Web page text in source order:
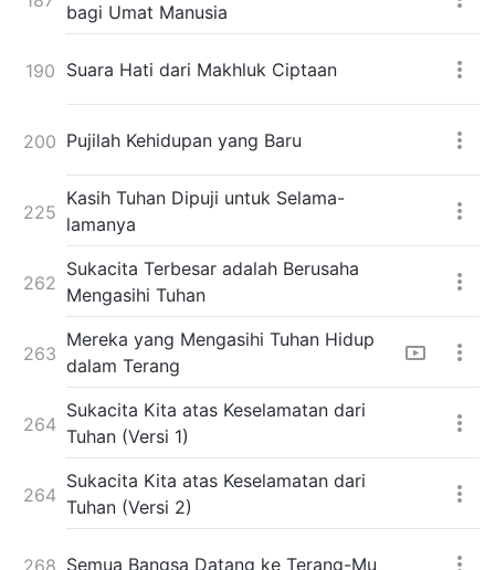
bagi Umat Manusia
190 Suara Hati dari Makhluk Ciptaan
200 Pujilah Kehidupan yang Baru
225
Kasih Tuhan Dipuji untuk Selama-
lamanya
262
Sukacita Terbesar adalah Berusaha
Mengasihi Tuhan
263
Mereka yang Mengasihi Tuhan Hidup
dalam Terang
264
Sukacita Kita atas Keselamatan dari
Tuhan (Versi 1)
264
Sukacita Kita atas Keselamatan dari
Tuhan (Versi 2)
268 Semua Bangsa Datang ke Terang-Mu